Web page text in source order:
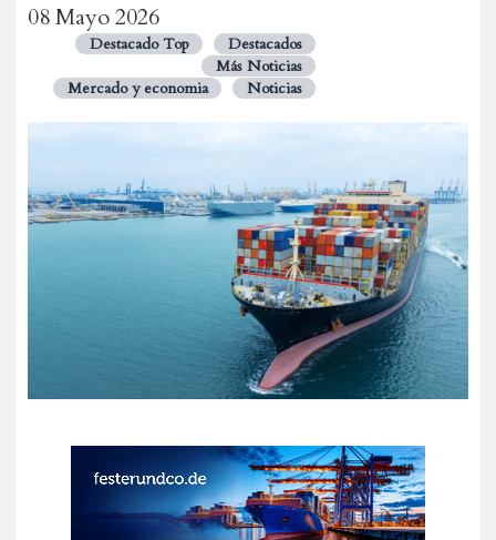
08 Mayo 2026
Destacado Top
Destacados
Más Noticias
Mercado y economia
Noticias